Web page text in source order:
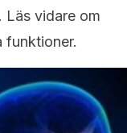
Läs vidare om
funktioner.